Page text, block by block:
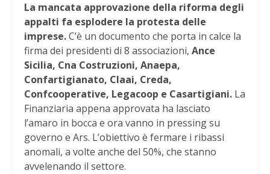
La mancata approvazione della riforma degli
appalti fa esplodere la protesta delle
imprese.C’è un documento che porta in calce la
firma dei presidenti di 8 associazioni, Ance
Sicilia, Cna Costruzioni, Anaepa,
Confartigianato, Claai, Creda,
Confcooperative, Legacoop e Casartigiani. La
Finanziaria appena approvata ha lasciato
l’amaro in bocca e ora vanno in pressing su
governo e Ars. L’obiettivo è fermare i ribassi
anomali, a volte anche del 50%, che stanno
avvelenando il settore.